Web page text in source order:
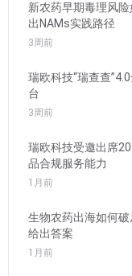
新农药早期毒理风
出NAMs实践路径
3周前
瑞欧科技“瑞查查
台
3周前
瑞欧科技受邀出席
品合规服务能力
1月前
生物农药出海如何
给出答案
1月前